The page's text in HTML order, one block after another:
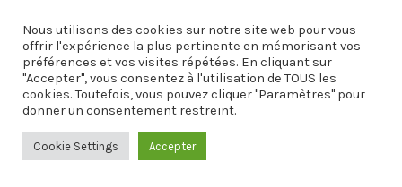
CONSTRUCTION DURABLE,ÉCOCONSTRUCTION
PLANIFICATION ET CONCEPTION
Je me chauffe
READ MORE
Nous utilisons des cookies sur notre site web pour vous
offrir l'expérience la plus pertinente en mémorisant vos
préférences et vos visites répétées. En cliquant sur
"Accepter", vous consentez à l'utilisation de TOUS les
cookies. Toutefois, vous pouvez cliquer "Paramètres" pour
donner un consentement restreint.
Cookie Settings Accepter